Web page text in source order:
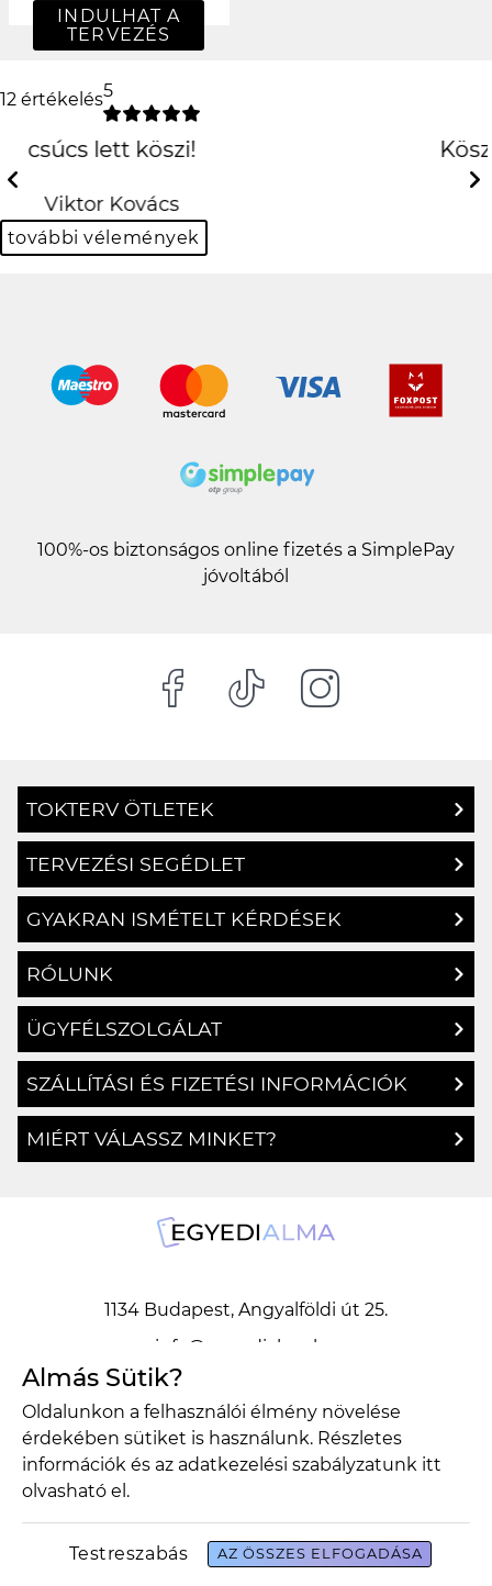
INDULHAT A
TERVEZÉS
12 értékelés5
Köszönöm szépen király
Balázs Halász
Previous
további vélemények
100%-os biztonságos online fizetés a SimplePay
jóvoltából
TOKTERV ÖTLETEK
TERVEZÉSI SEGÉDLET
GYAKRAN ISMÉTELT KÉRDÉSEK
RÓLUNK
ÜGYFÉLSZOLGÁLAT
SZÁLLÍTÁSI ÉS FIZETÉSI INFORMÁCIÓK
MIÉRT VÁLASSZ MINKET?
1134 Budapest, Angyalföldi út 25.
info@egyedialma.hu
1134 Budapest, Angyalföldi út 25.
info@egyedialma.hu
Copyright 2026 Egyedialma Design by BrandBar
Almás Sütik?
Oldalunkon a felhasználói élmény növelése
érdekében sütiket is használunk. Részletes
információk és az adatkezelési szabályzatunk itt
olvasható el.
Testreszabás AZ ÖSSZES ELFOGADÁSA